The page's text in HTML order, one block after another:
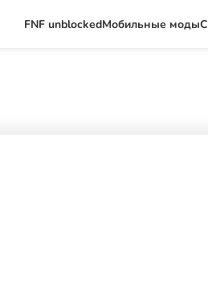
FNF unblockedМобильные моды